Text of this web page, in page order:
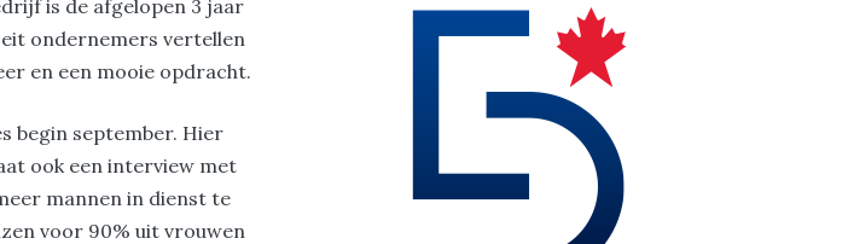
is de afgelopen 3 jaar
ondernemers vertellen
en een mooie opdracht.
begin september. Hier
ook een interview met
mannen in dienst te
voor 90% uit vrouwen